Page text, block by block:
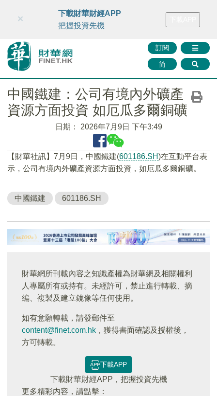
財華智庫網 FINTV FINMETA 財華證券 媒體矩陣
訂閱
简
×
下載財華財經APP
把握投資先機
中國鐵建：公司有境內外礦產
資源方面投資 如厄瓜多爾銅礦
日期： 2026年7月9日 下午3:49
【財華社訊】7月9日，中國鐵建(601186.SH)在互動平台表
示，公司有境內外礦產資源方面投資，如厄瓜多爾銅礦。
中國鐵建 601186.SH
財華網所刊載內容之知識產權為財華網及相關權利
人專屬所有或持有。未經許可，禁止進行轉載、摘
編、複製及建立鏡像等任何使用。
如有意願轉載，請發郵件至
content@finet.com.hk ，獲得書面確認及授權後，
方可轉載。
下載APP
下載財華財經APP，把握投資先機
更多精彩内容，請點擊：